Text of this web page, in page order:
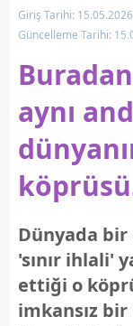
Giriş Tarihi: 15.05.2026
Güncelleme Tarihi:
aynı
Dünyada
'sınır ihlali'
ettiği o
imkansız